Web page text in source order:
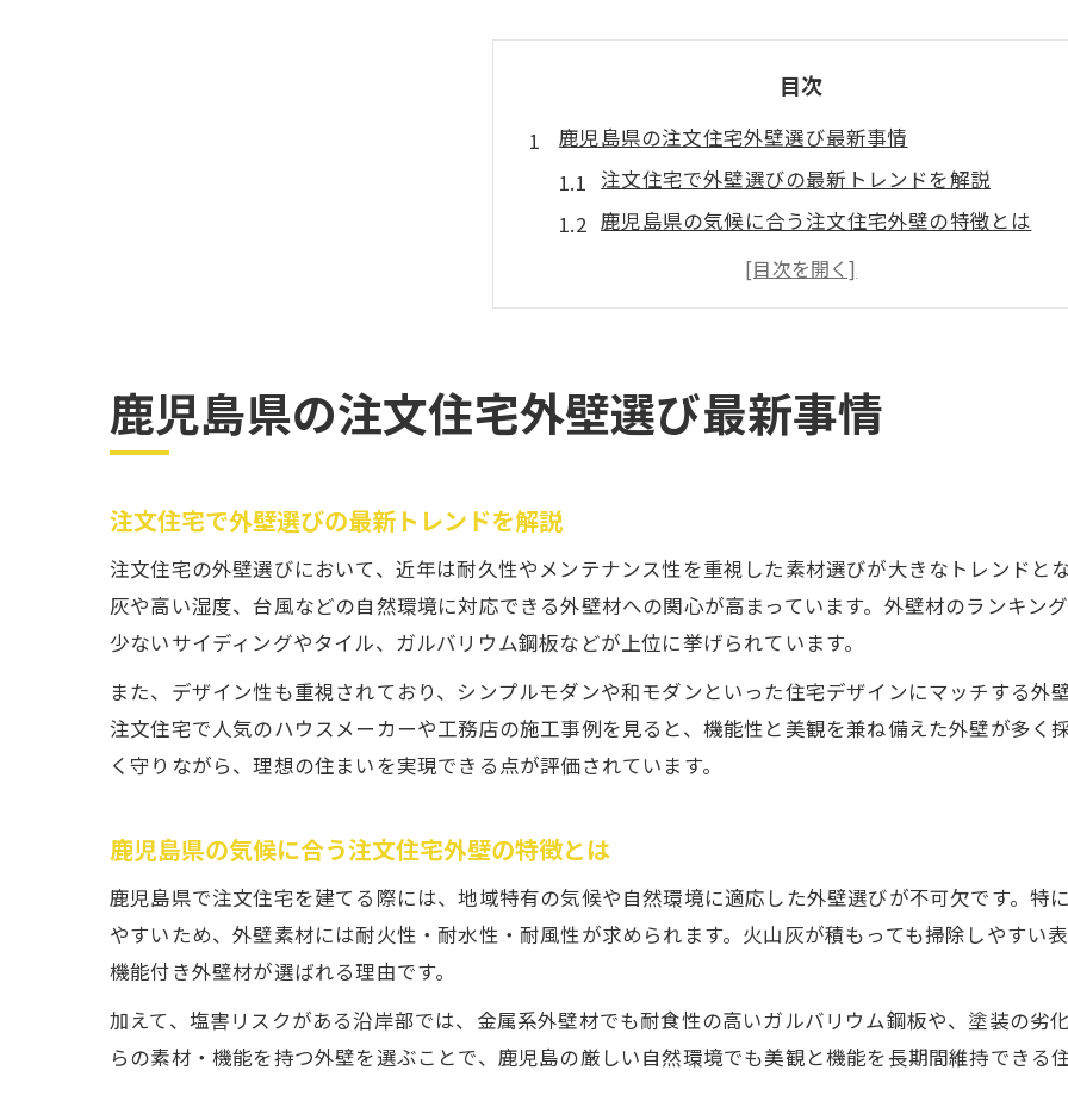
目次
鹿児島県の注文住宅外壁選び最新事情
注文住宅で外壁選びの最新トレンドを解説
鹿児島県の気候に合う注文住宅外壁の特徴とは
人気の注文住宅外壁素材とその選び方のコツ
注文住宅に強いハウスメーカーの選定ポイント
ランキングで見る外壁素材の耐久性比較
注文住宅外壁ランキングで耐久性を比較する意義
外壁のメンテナンス性とコストをランキングで検
注文住宅に適した外壁素材の選び方とその基準
理想の注文住宅を叶える外壁デザイン案
注文住宅で叶えるデザイン性重視の外壁選び
鹿児島県で人気の注文住宅外壁デザイン事例
外壁ランキングに見るトレンドデザインの傾向
ライフスタイルに合う注文住宅外壁デザイン提案
満足度が高い外壁の選び方を徹底解説
注文住宅で満足度の高い外壁選びの基準とは
鹿児島ハウスメーカー満足度ランキングの活用法
注文住宅の外壁で後悔しないための注意点
鹿児島県の注文住宅外壁選び最新事情
注文住宅で外壁選びの最新トレンドを解説
注文住宅の外壁選びにおいて、近年は耐久性やメンテナンス性を重視した素材選びが大きなトレンドと
灰や高い湿度、台風などの自然環境に対応できる外壁材への関心が高まっています。外壁材のランキン
少ないサイディングやタイル、ガルバリウム鋼板などが上位に挙げられています。
また、デザイン性も重視されており、シンプルモダンや和モダンといった住宅デザインにマッチする外
注文住宅で人気のハウスメーカーや工務店の施工事例を見ると、機能性と美観を兼ね備えた外壁が多く
く守りながら、理想の住まいを実現できる点が評価されています。
鹿児島県の気候に合う注文住宅外壁の特徴とは
鹿児島県で注文住宅を建てる際には、地域特有の気候や自然環境に適応した外壁選びが不可欠です。特
やすいため、外壁素材には耐火性・耐水性・耐風性が求められます。火山灰が積もっても掃除しやすい
機能付き外壁材が選ばれる理由です。
加えて、塩害リスクがある沿岸部では、金属系外壁材でも耐食性の高いガルバリウム鋼板や、塗装の劣
らの素材・機能を持つ外壁を選ぶことで、鹿児島の厳しい自然環境でも美観と機能を長期間維持できる